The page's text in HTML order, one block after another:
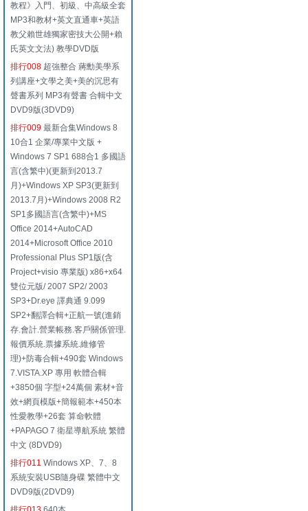
教程》入門、初級、中高級全套
MP3和教材+英文直通車+英語
教父賴世雄獨家密技大公開+賴
氏英文文法) 教學DVD版
排行008 超強整合 蔣勳美學系
列講座+文學之美+美的沉思有
聲書系列 MP3有聲書 合輯中文
DVD9版(3DVD9)
排行009 最新合集Windows 8
10合1 企業/專業中文版 +
Windows 7 SP1 688合1 多國語
言(含繁中)(更新到2013.7
月)+Windows XP SP3(更新到
2013.7月)+Windows 2008 R2
SP1多國語言(含繁中)+MS
Office 2014+AutoCAD
2014+Microsoft Office 2010
Professional Plus SP1版(含
Project+visio 專業版) x86+x64
雙位元版/ 2007 SP2/ 2003
SP3+Dr.eye 譯典通 9.099
SP2+翻譯合輯+正航一號(進銷
存.會計.營業帳務.客戶關係管理.
報價系統.票據系統.維修管
理)+防毒合輯+490套 Windows
7.VISTA.XP 專用 軟體合輯
+3850個 字型+24萬個 素材+音
效+網頁模版+簡報範本+450本
性愛教學+26套 算命軟體
+PAPAGO 7 衛星導航系統 繁體
中文 (8DVD9)
排行011 Windows XP、7、8
系統安裝USB隨身碟 繁體中文
DVD9版(2DVD9)